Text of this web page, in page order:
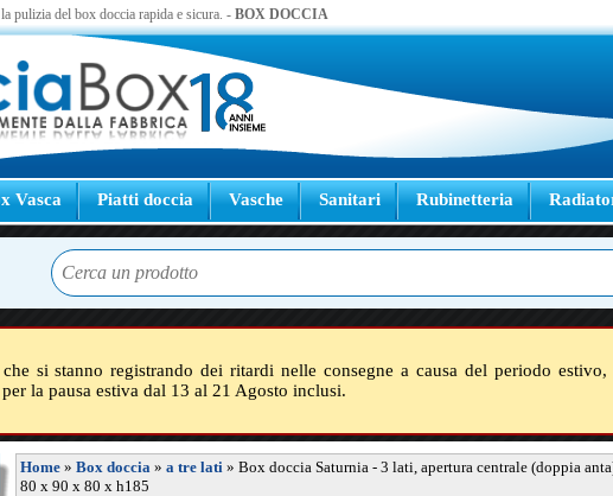
pulizia del box doccia rapida e sicura. - BOX DOCCIA
Vasca Piatti doccia Vasche Sanitari Rubinetteria
si stanno registrando dei ritardi nelle consegne a causa del periodo
la pausa estiva dal 13 al 21 Agosto inclusi.
Home » Box doccia » a tre lati » Box doccia Saturnia - 3 lati, apertura centrale (doppia
80 x 90 x 80 x h185